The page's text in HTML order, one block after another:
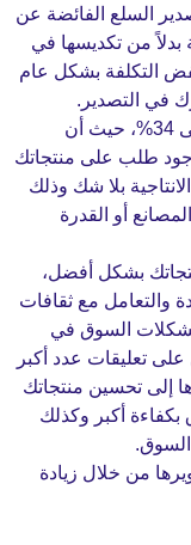
الفائضة عن
تكديسها في
بشكل عام
قد تصل إلى 34%، حيث أن
منتجاتك
شك وذلك
القدرة
أفضل،
مع ثقافات
في
عدد أكبر
منتجاتك
وكذلك
زيادة